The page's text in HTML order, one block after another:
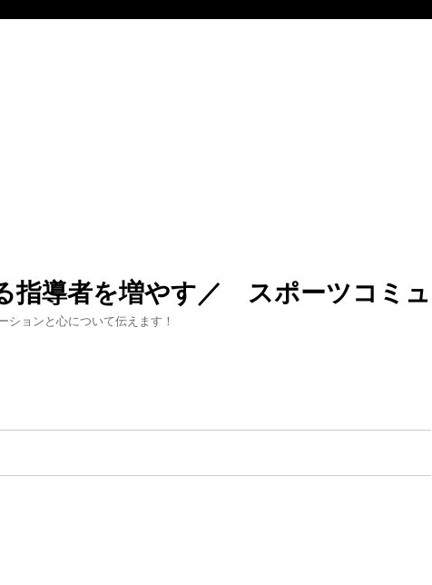
指導者を増やす／ スポーツコミ
ョンと心について伝えます！